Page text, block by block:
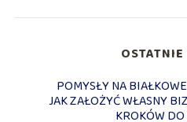
POMYSŁY NA
JAK ZAŁOŻYĆ WŁASNY
KROKÓW